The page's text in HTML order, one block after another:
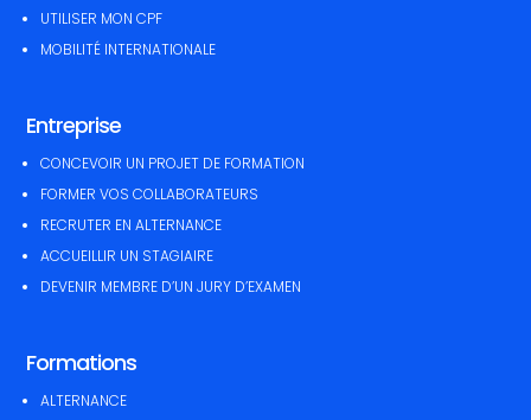
UTILISER MON CPF
MOBILITÉ INTERNATIONALE
Entreprise
CONCEVOIR UN PROJET DE FORMATION
FORMER VOS COLLABORATEURS
RECRUTER EN ALTERNANCE
ACCUEILLIR UN STAGIAIRE
DEVENIR MEMBRE D’UN JURY D’EXAMEN
Formations
ALTERNANCE